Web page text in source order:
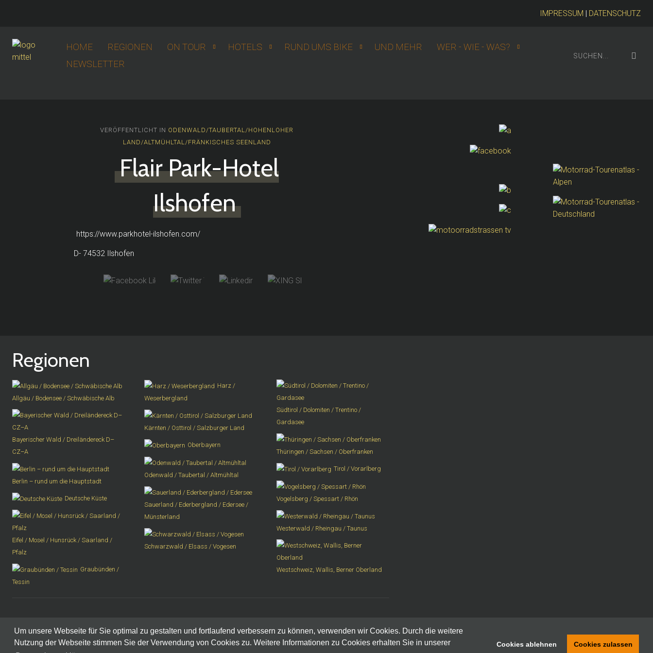
Um unsere Webseite für Sie optimal zu gestalten und fortlaufend verbessern zu können, verwenden wir Cookies. Durch die weitere
Nutzung der Webseite stimmen Sie der Verwendung von Cookies zu. Weitere Informationen zu Cookies erhalten Sie in unserer
Cookies ablehnen Cookies zulassen
IMPRESSUM | DATENSCHUTZ
HOME REGIONEN ON TOUR HOTELS RUND UMS BIKE UND MEHR
WER - WIE - WAS?
NEWSLETTER
VERÖFFENTLICHT IN ODENWALD/TAUBERTAL/HOHENLOHER
LAND/ALTMÜHLTAL/FRÄNKISCHES SEENLAND
Flair Park-Hotel
Ilshofen
https://www.parkhotel-ilshofen.com/
D- 74532 Ilshofen
Regionen
Allgäu / Bodensee / Schwäbische Alb
Bayerischer Wald / Dreiländereck D–
CZ–A
Berlin – rund um die Hauptstadt
Deutsche Küste
Eifel / Mosel / Hunsrück / Saarland /
Pfalz
Graubünden /
Tessin
Harz /
Weserbergland
Kärnten / Osttirol / Salzburger Land
Oberbayern
Odenwald / Taubertal / Altmühltal
Sauerland / Ederbergland / Edersee /
Münsterland
Schwarzwald / Elsass / Vogesen
Südtirol / Dolomiten / Trentino /
Gardasee
Thüringen / Sachsen / Oberfranken
Tirol / Vorarlberg
Vogelsberg / Spessart / Rhön
Westerwald / Rheingau / Taunus
Westschweiz, Wallis, Berner Oberland